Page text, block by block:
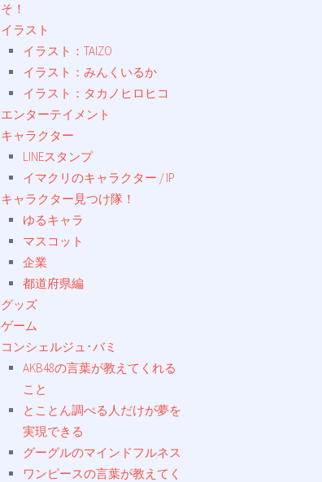
そ！
イラスト
イラスト：TAIZO
イラスト：みんくいるか
イラスト：タカノヒロヒコ
エンターテイメント
キャラクター
LINEスタンプ
イマクリのキャラクター / IP
キャラクター見つけ隊！
ゆるキャラ
マスコット
企業
都道府県編
グッズ
ゲーム
コンシェルジュ･バミ
AKB48の言葉が教えてくれる
こと
とことん調べる人だけが夢を
実現できる
グーグルのマインドフルネス
ワンピースの言葉が教えてく